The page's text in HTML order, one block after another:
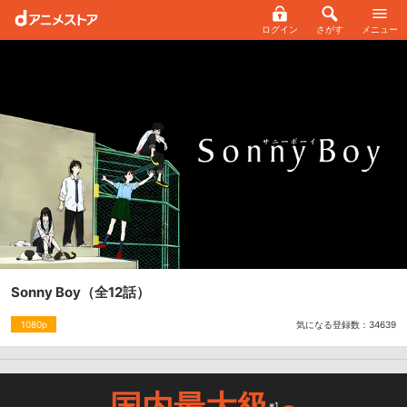
ログイン さがす メニュー
Sonny Boy （全12話）
1080p 気になる登録数： 34639